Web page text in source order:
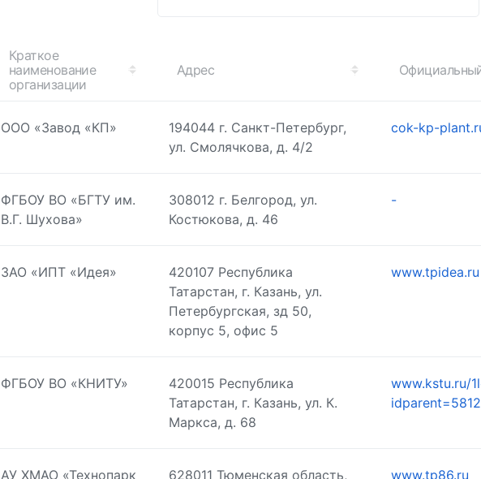
Краткое
наименование
организации
Адрес
ООО «Завод «КП»
194044 г. Санкт-Петербург,
ул. Смолячкова, д. 4/2
cok-kp-
ФГБОУ ВО «БГТУ им.
В.Г. Шухова»
308012 г. Белгород, ул.
Костюкова, д. 46
-
ЗАО «ИПТ «Идея»
420107 Республика
Татарстан, г. Казань, ул.
Петербургская, зд 50,
корпус 5, офис 5
www.tpidea.ru
ФГБОУ ВО «КНИТУ»
420015 Республика
Татарстан, г. Казань, ул. К.
Маркса, д. 68
www.kstu.ru/
idparent=5812
АУ ХМАО «Технопарк
628011 Тюменская область,
www.tp86.ru